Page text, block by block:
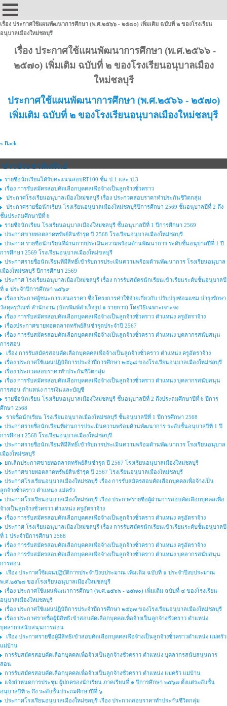
เรื่อง ประกาศใช้แผนพัฒนาการศึกษา (พ.ศ.๒๕๖๖ - ๒๕๗๐) เพิ่มเติม ฉบับที่ ๒ ของโรงเรียน
อนุบาลเมืองใหม่ชลบุรี
เรื่อง ประกาศใช้แผนพัฒนาการศึกษา (พ.ศ.๒๕๖๖ -
๒๕๗๐) เพิ่มเติม ฉบับที่ ๒ ของโรงเรียนอนุบาลเมือง
ใหม่ชลบุรี
ประกาศใช้แผนพัฒนาการศึกษา (พ.ศ.๒๕๖๖ - ๒๕๗๐)
เพิ่มเติม ฉบับที่ ๒ ของโรงเรียนอนุบาลเมืองใหม่ชลบุรี
« Back
ข่าวประชาสัมพันธ์
รายชื่อนักเรียนได้รับคะแนนสอบRT100 ชั้น ป.1 และ ป.3
เรื่อง การรับสมัครสอบคัดเลือกบุคคลเพื่อจ้างเป็นลูกจ้างชั่วคราว
ประกาศโรงเรียนอนุบาลเมืองใหม่ชลบุรี เรื่อง ประกวดสอบราคาทำประกันชีวิตกลุ่ม
ประกาศรายชื่อนักเรียน โรงเรียนอนุบาลเมืองใหม่ชลบุรีปีการศึกษา 2569 ชั้นอนุบาลปีที่ 2 ถึง
ชั้นประถมศึกษาปีที่ 6
รายชื่อนักเรียน โรงเรียนอนุบาลเมืองใหม่ชลบุรี ชั้นอนุบาลปีที่ 1 ปีการศึกษา 2569
ประกาศขายทอตลาดทรัพย์สินชำรุด ปี 2568 โรงเรียนอนุบาลเมืองใหม่ชลบุรี
ประกาศ รายชื่อนักเรียนที่ผ่านการประเมินความพร้อมด้านพัฒนาการ ระดับชั้นอนุบาลปีที่ 1 ปี
การศึกษา 2569 โรงเรียนอนุบาลเมืองใหม่ขลบุรี
ประกาศรายชื่อนักเรียนที่มีสิทธิ์เข้ารับการประเมินความพร้อมด้านพัฒนาการ โรงเรียนอนุบาล
เมืองใหม่ชลบุรี ปีการศึกษา 2569
ประกาศ โรงเรียนอนุบาลเมืองใหม่ชลบุรี เรื่อง การรับสมัครนักเรียนเข้าเรียนระดับชั้นอนุบาลปี
ที่ ๑ ประจำปีการศึกษา ๒๕๖๙
เรื่อง ประกาศผู้ชนะการเสนอราคา ซื้อโครงการค่าใช้จ่ายเกี่ยวกับ ปรับปรุงซ่อมแซม บำรุงรักษา
วัสดุครุภัณฑ์ สำนักงาน (บัตรพิมพ์สำเร็จรูป ๑ รายการ) โดยวิธีเฉพาะเจาะจง
เรื่อง การรับสมัครสอบคัดเลือกบุคคลเพื่อจ้างเป็นลูกจ้างชั่วคราว ตำแหน่ง ครูอัตราจ้าง
เรื่องประกาศขายทอดตลาดทรัพย์สินชำรุดประจำปี 2567
เรื่อง การรับสมัครสอบคัดเลือกบุคคลเพื่อจ้างเป็นลูกจ้างชั่วคราว ตำแหน่ง บุคลากรสนับสนุน
การสอน
เรื่อง การรับสมัครสอบคัดเลือกบุคคคลเพื่อจ้างเป็นลูกจ้างชั่วคราว ตำแหน่ง ครูอัตราจ้าง
เรื่อง ประกาศใช้แผนปฏิบัติการประจำปีการศึกษา ๒๕๖๘ ของโรงเรียนอนุบาลเมืองใหม่ชลบุรี
เรื่อง ประกวดสอบราคาทำประกันชีวิตกลุ่ม
เรื่อง การรับสมัครสอบคัดเลือกบุคคลเพื่อจ้างเป็นลูกจ้างชั่วคราว ตำแหน่ง บุคลากรสนับสนุน
การสอน ตำแหน่ง การเงินและบัญชี
รายชื่อนักเรียน โรงเรียนอนุบาลเมืองใหม่ชลบุรี ชั้นอนุบาลปีที่ 2 ถึงประถมศึกษาปีที่ 6 ปีการ
ศึกษา 2568
รายชื่อนักเรียน โรงเรียนอนุบาลเมืองใหม่ชลบุรี ชั้นอนุบาลปีที่ 1 ปีการศึกษา 2568
ประกาศรายชื่อนักเรียนที่ผ่านการประเมินความพร้อมด้านพัฒนาการ ระดับชั้นอนุบาลปีที่ 1 ปี
การศึกษา 2568 โรงเรียนอนุบาลเมืองใหม่ชลบุรี
ประกาศรายชื่อนักเรียนที่มีสิทธิ์เข้ารับการประเมินความพร้อมด้านพัฒนาการ โรงเรียนอนุบาล
เมืองใหม่ชลบุรี
ยกเลิกประกาศขายทอตลาดทรัพย์สินชำรุด ปี 2567 โรงเรียนอนุบาลเมืองใหม่ชลบุรี
ประกาศขายทอตลาดทรัพย์สินชำรุด ปี 2567 โรงเรียนอนุบาลเมืองใหม่ชลบุรี
ประกาศโรงเรียนอนุบาลเมืองใหม่ชลบุรี เรื่อง การรับสมัครสอบคัดเลือกบุคคลเพื่อจ้างเป็น
ลูกจ้างชั่วคราว ตำแหน่ง แม่ครัว
ประกาศโรงเรียนอนุบาลเมืองใหม่ชลบุรี เรื่อง ประกาศรายชื่อผู้ผ่านการสอบคัดเลือกบุคคลเพื่อ
จ้างเป็นลูกจ้างชั่วคราว ตำแหน่ง ครูอัตราจ้าง
เรื่อง การรับสมัครสอบคัดเลือกบุคคลเพื่อจ้างเป็นลูกจ้างชั่วคราว ตำแหน่ง ครูอัตราจ้าง
ประกาศ โรงเรียนอนุบาลเมืองใหม่ชลบุรี เรื่อง การรับสมัครนักเรียนเข้าเรียนระดับชั้นอนุบาลปี
ที่ 1 ประจำปีการศึกษา 2568
เรื่อง การรับสมัครสอบคัดเลือกบุคคลเพื่อจ้างเป็นลูกจ้างชั่วคราว ตำแหน่ง ครูอัตราจ้าง
เรื่อง การรับสมัครสอบคัดเลือกบุคคลเพื่อจ้างเป็นลูกจ้างชั่วคราว ตำแหน่ง บุคลากรสนับสนุน
การสอน
เรื่อง ประกาศใช้แผนปฏิบัติการประจำปีงบประมาณ เพิ่มเติม ฉบับที่ ๑ ประจำปีงบประมาณ
พ.ศ.๒๕๖๗ ของโรงเรียนอนุบาลเมืองใหม่ชลบุรี
เรื่อง ประกาศใช้แผนพัฒนาการศึกษา (พ.ศ.๒๕๖๖ - ๒๕๗๐) เพิ่มเติม ฉบับที่ ๔ ของโรงเรียน
อนุบาลเมืองใหม่ชลบุรี
เรื่อง ประกาศใช้แผนปฏิบัติการประจำปีการศึกษา ๒๕๖๗ ของโรงเรียนอนุบาลเมืองใหม่ชลบุรี
เรื่อง ประกาศรายชื่อผู้มีสิทธิเข้าสอบคัดเลือกบุคคลเพื่อจ้างเป็นลูกจ้างชั่วคราว ตำแหน่ง
บุคลากรสนับสนุนการสอน
เรื่อง ประกาศรายชื่อผู้มีสิทธิเข้าสอบคัดเลือกบุคคลเพื่อจ้างเป็นลูกจ้างชั่วคราวตำแหน่ง แม่ครัว
แม่บ้าน
การรับสมัครสอบคัดเลือกบุคคลเพื่อจ้างเป็นลูกจ้างชั่วคราว ตำแหน่ง บุคลากรสนับสนุนการ
สอน
การรับสมัครสอบคัดเลือกบุคคลเพื่อจ้างเป็นลูกจ้างชั่วคราว ตำแหน่ง แม่ครัว แม่บ้าน
แจ้งกำหนดการประชุม ผู้ปกครองนักเรียน ภาคเรียนที่ ๑ ปีการศึกษา ๒๕๖๗ ตั้งแต่ระดับชั้น
อนุบาลปีที่ ๒ ถึง ระดับชั้นประถมศึกษาปีที่ ๖
ประกาศโรงเรียนอนุบาลเมืองใหม่ชลบุรี เรื่อง ประกวดสอบราคาทำประกันชีวิตกลุ่ม